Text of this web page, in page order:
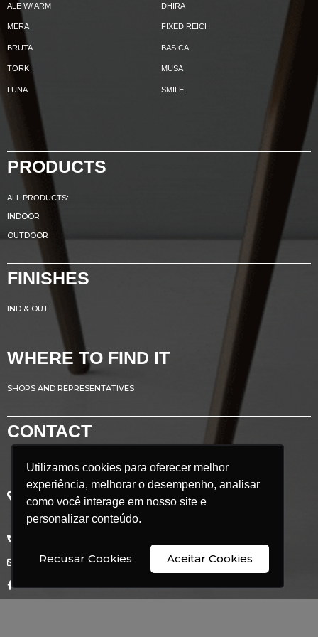
Utilizamos cookies para oferecer melhor
experiência, melhorar o desempenho, analisar
como você interage em nosso site e
personalizar conteúdo.
Recusar Cookies Aceitar Cookies
Utilizamos cookies para oferecer melhor
experiência, melhorar o desempenho, analisar
como você interage em nosso site e
personalizar conteúdo.
Recusar Cookies Aceitar Cookies
ALE W/ ARM DHIRA
MERA FIXED REICH
BRUTA BASICA
TORK MUSA
LUNA SMILE
PRODUCTS
ALL PRODUCTS:
INDOOR
OUTDOOR
FINISHES
IND & OUT
WHERE TO FIND IT
SHOPS AND REPRESENTATIVES
CONTACT
Avenida Renato Azeredo, 435
Ribeirão das Neves - MG
Brazil
POSTCODE: 33.880.302
comercial@doimobrasil.com.br